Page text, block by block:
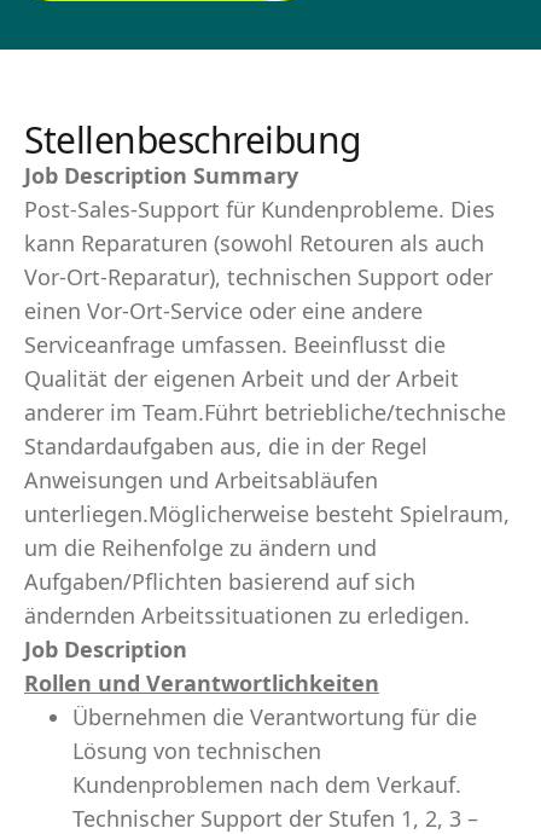
Stellenbeschreibung
Job Description Summary
Post-Sales-Support für Kundenprobleme. Dies
kann Reparaturen (sowohl Retouren als auch
Vor-Ort-Reparatur), technischen Support oder
einen Vor-Ort-Service oder eine andere
Serviceanfrage umfassen. Beeinflusst die
Qualität der eigenen Arbeit und der Arbeit
anderer im Team.Führt betriebliche/technische
Standardaufgaben aus, die in der Regel
Anweisungen und Arbeitsabläufen
unterliegen.Möglicherweise besteht Spielraum,
um die Reihenfolge zu ändern und
Aufgaben/Pflichten basierend auf sich
ändernden Arbeitssituationen zu erledigen.
Job Description
Rollen und Verantwortlichkeiten
Übernehmen die Verantwortung für die
Lösung von technischen
Kundenproblemen nach dem Verkauf.
Technischer Support der Stufen 1, 2, 3 –